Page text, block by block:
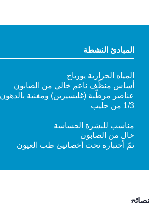
المبادئ النشطة
المياه الحرارية يورياج
أساس منظّف ناعم خالي من الصابون
عناصر مرطّبة (غليسيرين) ومغنية بالدهون
1/3 من حليب
مناسب للبشرة الحساسة
خالٍ من الصابون
تمّ اختباره تحت أخصائيئ طب العيون
نصائح